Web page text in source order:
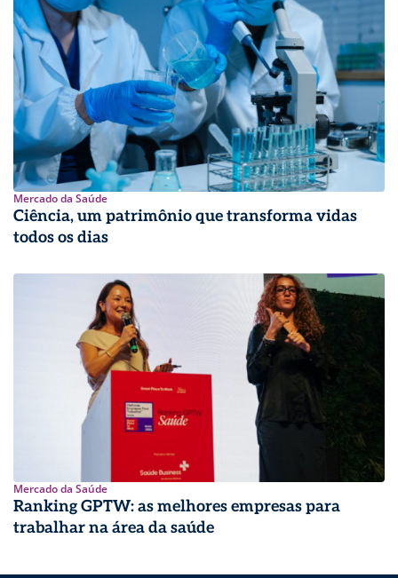
Mercado da Saúde
Ciência, um patrimônio que transforma vidas
todos os dias
Mercado da Saúde
Ranking GPTW: as melhores empresas para
trabalhar na área da saúde